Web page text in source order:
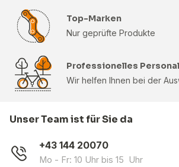
Top-Marken
Nur geprüfte Produkte
Professionelles Personal
Wir helfen Ihnen bei der
Unser Team ist für Sie da
+43 144 20070
Mo - Fr: 10 Uhr bis 15 Uhr